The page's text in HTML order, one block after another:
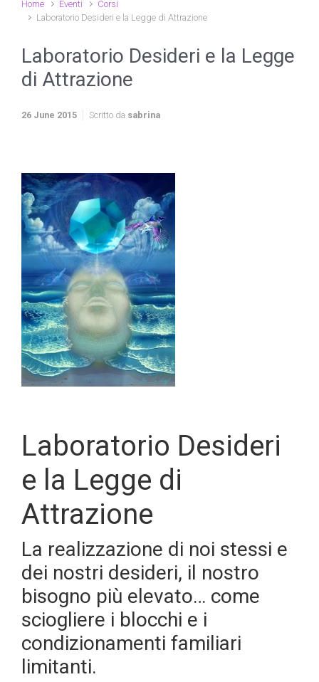
Home Eventi
Corsi
Laboratorio Desideri e la Legge di Attrazione
Laboratorio Desideri e la Legge
di Attrazione
26 June 2015 Scritto da sabrina
Laboratorio Desideri
e la Legge di
Attrazione
La realizzazione di noi stessi e
dei nostri desideri, il nostro
bisogno più elevato… come
sciogliere i blocchi e i
condizionamenti familiari
limitanti.